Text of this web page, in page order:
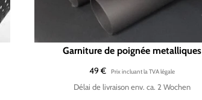
Garniture de poignée metalliques
Prix
régulier
49 €
Délai de livraison env. ca. 2 Wochen